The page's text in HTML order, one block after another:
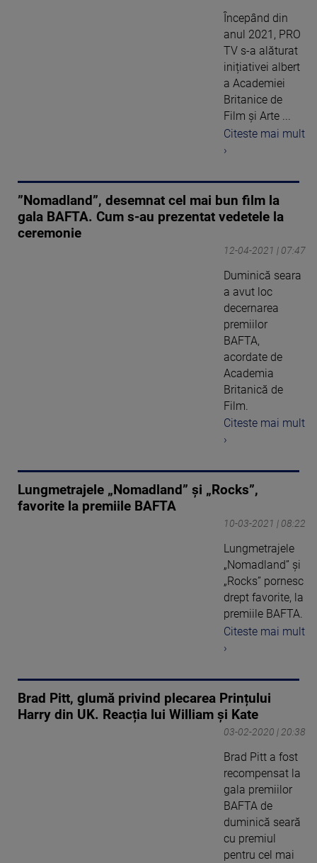
Începând din
anul 2021, PRO
TV s-a alăturat
inițiativei albert
a Academiei
Britanice de
Film și Arte ...
Citeste mai mult
›
”Nomadland”, desemnat cel mai bun film la
gala BAFTA. Cum s-au prezentat vedetele la
ceremonie
12-04-2021 | 07:47
Duminică seara
a avut loc
decernarea
premiilor
BAFTA,
acordate de
Academia
Britanică de
Film.
Citeste mai mult
›
Lungmetrajele „Nomadland” şi „Rocks”,
favorite la premiile BAFTA
10-03-2021 | 08:22
Lungmetrajele
„Nomadland” şi
„Rocks” pornesc
drept favorite, la
premiile BAFTA.
Citeste mai mult
›
Brad Pitt, glumă privind plecarea Prințului
Harry din UK. Reacția lui William și Kate
03-02-2020 | 20:38
Brad Pitt a fost
recompensat la
gala premiilor
BAFTA de
duminică seară
cu premiul
pentru cel mai